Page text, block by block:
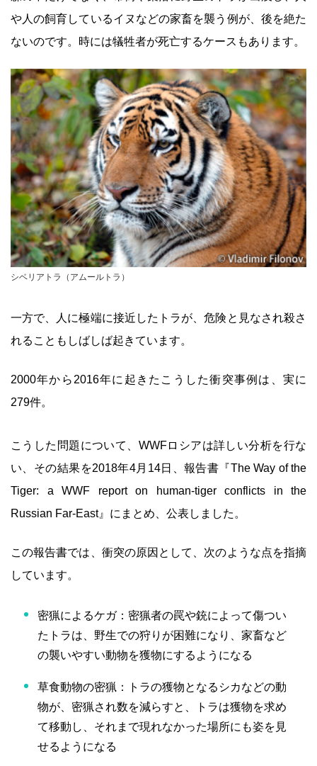
や人の飼育しているイヌなどの家畜を襲う例が、後を絶た
ないのです。時には犠牲者が死亡するケースもあります。
シベリアトラ（アムールトラ）
一方で、人に極端に接近したトラが、危険と見なされ殺さ
れることもしばしば起きています。
2000年から2016年に起きたこうした衝突事例は、実に
279件。
こうした問題について、WWFロシアは詳しい分析を行な
い、その結果を2018年4月14日、報告書『The Way of the
Tiger: a WWF report on human-tiger conflicts in the
Russian Far-East』にまとめ、公表しました。
この報告書では、衝突の原因として、次のような点を指摘
しています。
密猟によるケガ：密猟者の罠や銃によって傷つい
たトラは、野生での狩りが困難になり、家畜など
の襲いやすい動物を獲物にするようになる
草食動物の密猟：トラの獲物となるシカなどの動
物が、密猟され数を減らすと、トラは獲物を求め
て移動し、それまで現れなかった場所にも姿を見
せるようになる